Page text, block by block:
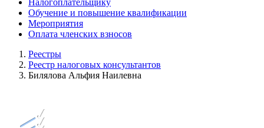
Налогоплательщику
Обучение и повышение квалификации
Мероприятия
Оплата членских взносов
Реестры
Реестр налоговых консультантов
Билялова Альфия Наилевна